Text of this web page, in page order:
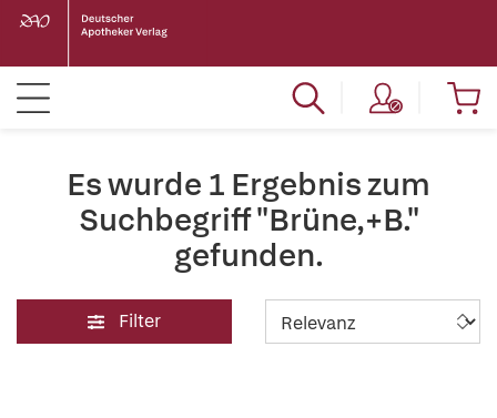
Es wurde 1 Ergebnis zum
Suchbegriff "Brüne,+B."
gefunden.
Filter